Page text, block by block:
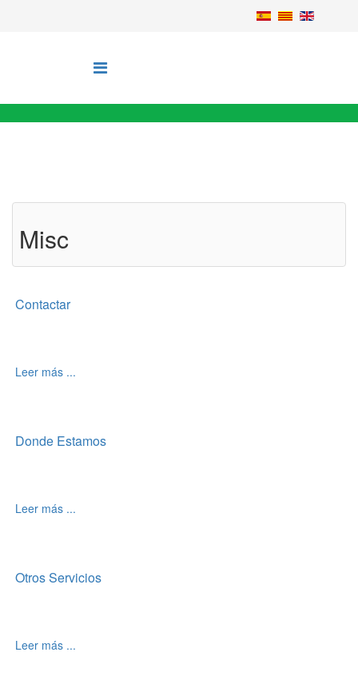
Misc
Contactar
Leer más ...
Donde Estamos
Leer más ...
Otros Servicios
Leer más ...